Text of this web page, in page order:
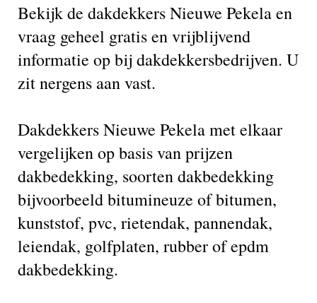
Bekijk de dakdekkers Nieuwe Pekela en
vraag geheel gratis en vrijblijvend
informatie op bij dakdekkersbedrijven. U
zit nergens aan vast.
Dakdekkers Nieuwe Pekela met elkaar
vergelijken op basis van prijzen
dakbedekking, soorten dakbedekking
bijvoorbeeld bitumineuze of bitumen,
kunststof, pvc, rietendak, pannendak,
leiendak, golfplaten, rubber of epdm
dakbedekking.